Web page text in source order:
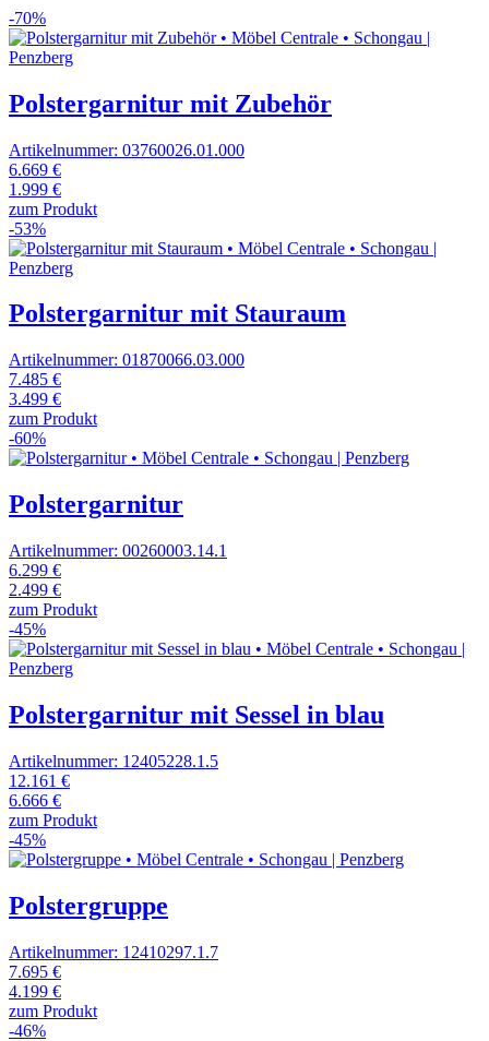
-70%
Polstergarnitur mit Zubehör
Artikelnummer: 03760026.01.000
6.669 €
1.999 €
zum Produkt
-53%
Polstergarnitur mit Stauraum
Artikelnummer: 01870066.03.000
7.485 €
3.499 €
zum Produkt
-60%
Polstergarnitur
Artikelnummer: 00260003.14.1
6.299 €
2.499 €
zum Produkt
-45%
Polstergarnitur mit Sessel in blau
Artikelnummer: 12405228.1.5
12.161 €
6.666 €
zum Produkt
-45%
Polstergruppe
Artikelnummer: 12410297.1.7
7.695 €
4.199 €
zum Produkt
-46%